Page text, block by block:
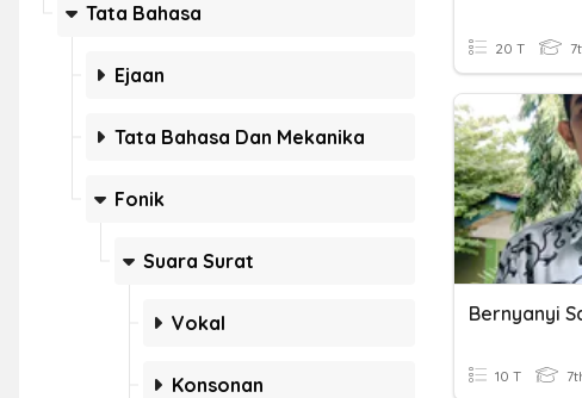
Tata Bahasa
Ejaan
Tata Bahasa Dan Mekanika
Fonik
Suara Surat
Vokal
Konsonan
20 T
10 T